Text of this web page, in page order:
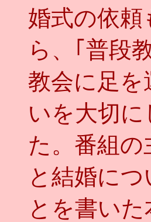
婚式の依
ら、｢普段
教会に足
いを大切
た。番組
と結婚に
とを書い